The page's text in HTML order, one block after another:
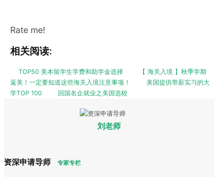
Rate me!
相关阅读:
TOP50 美本留学生学费和助学金选择
【 海关入境 】秋季学期
返美！一定要知道这些海关入境注意事项！
美国提供带薪实习的大
学TOP 100
回国名企就业之美国选校
刘老师
资深申请导师 专家专栏